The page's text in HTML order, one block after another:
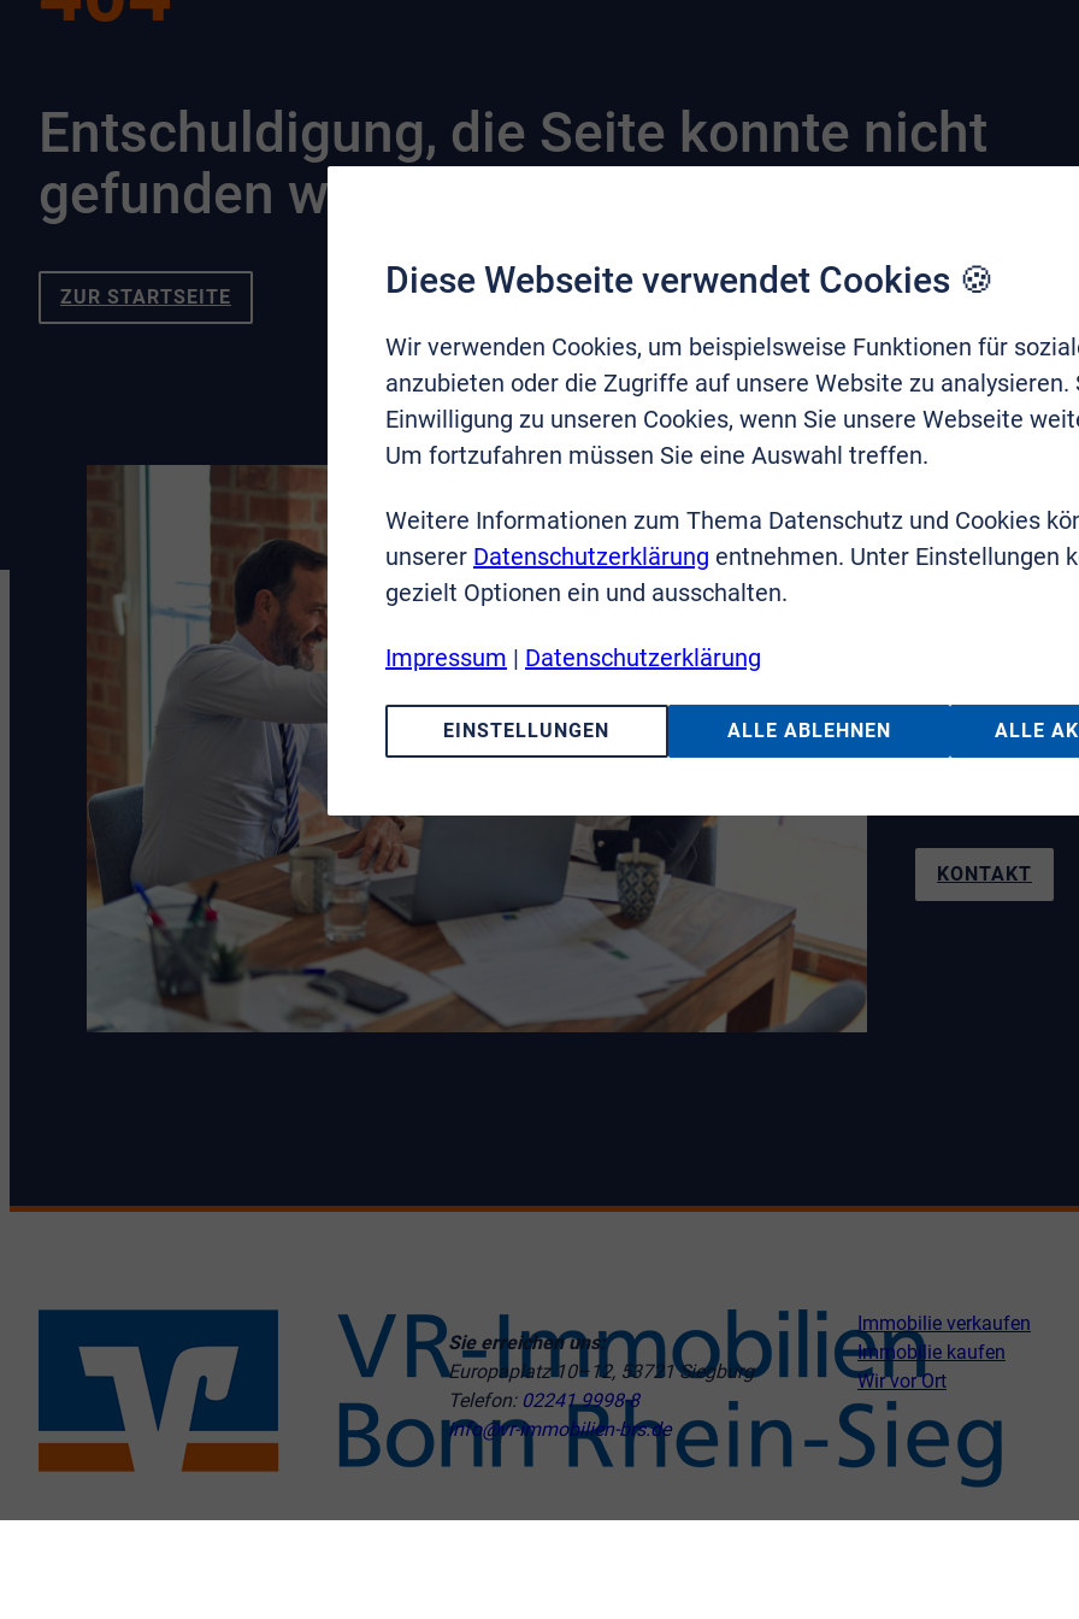
Entschuldigung, die Seite konnte nicht
gefunden werden.
ZUR STARTSEITE
Wir
KONTAKT
Sie erreichen uns:
Europaplatz 10–12, 53721 Siegburg
Telefon: 02241 9998-8
info@vr-immobilien-brs.de
Immobilie verkaufen
Immobilie kaufen
Wir vor Ort
Diese Webseite verwendet Cookies 🍪
Wir verwenden Cookies, um beispielsweise Funktionen für
anzubieten oder die Zugriffe auf unsere Website zu analysieren.
Einwilligung zu unseren Cookies, wenn Sie unsere Webseite
Um fortzufahren müssen Sie eine Auswahl treffen.
Weitere Informationen zum Thema Datenschutz und Cookies
unserer Datenschutzerklärung entnehmen. Unter Einstellungen
gezielt Optionen ein und ausschalten.
Impressum | Datenschutzerklärung
EINSTELLUNGEN ALLE ABLEHNEN ALLE